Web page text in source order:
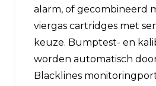
alarm, of gecombineerd
viergas cartridges met
keuze. Bumptest- en
worden automatisch
Blacklines